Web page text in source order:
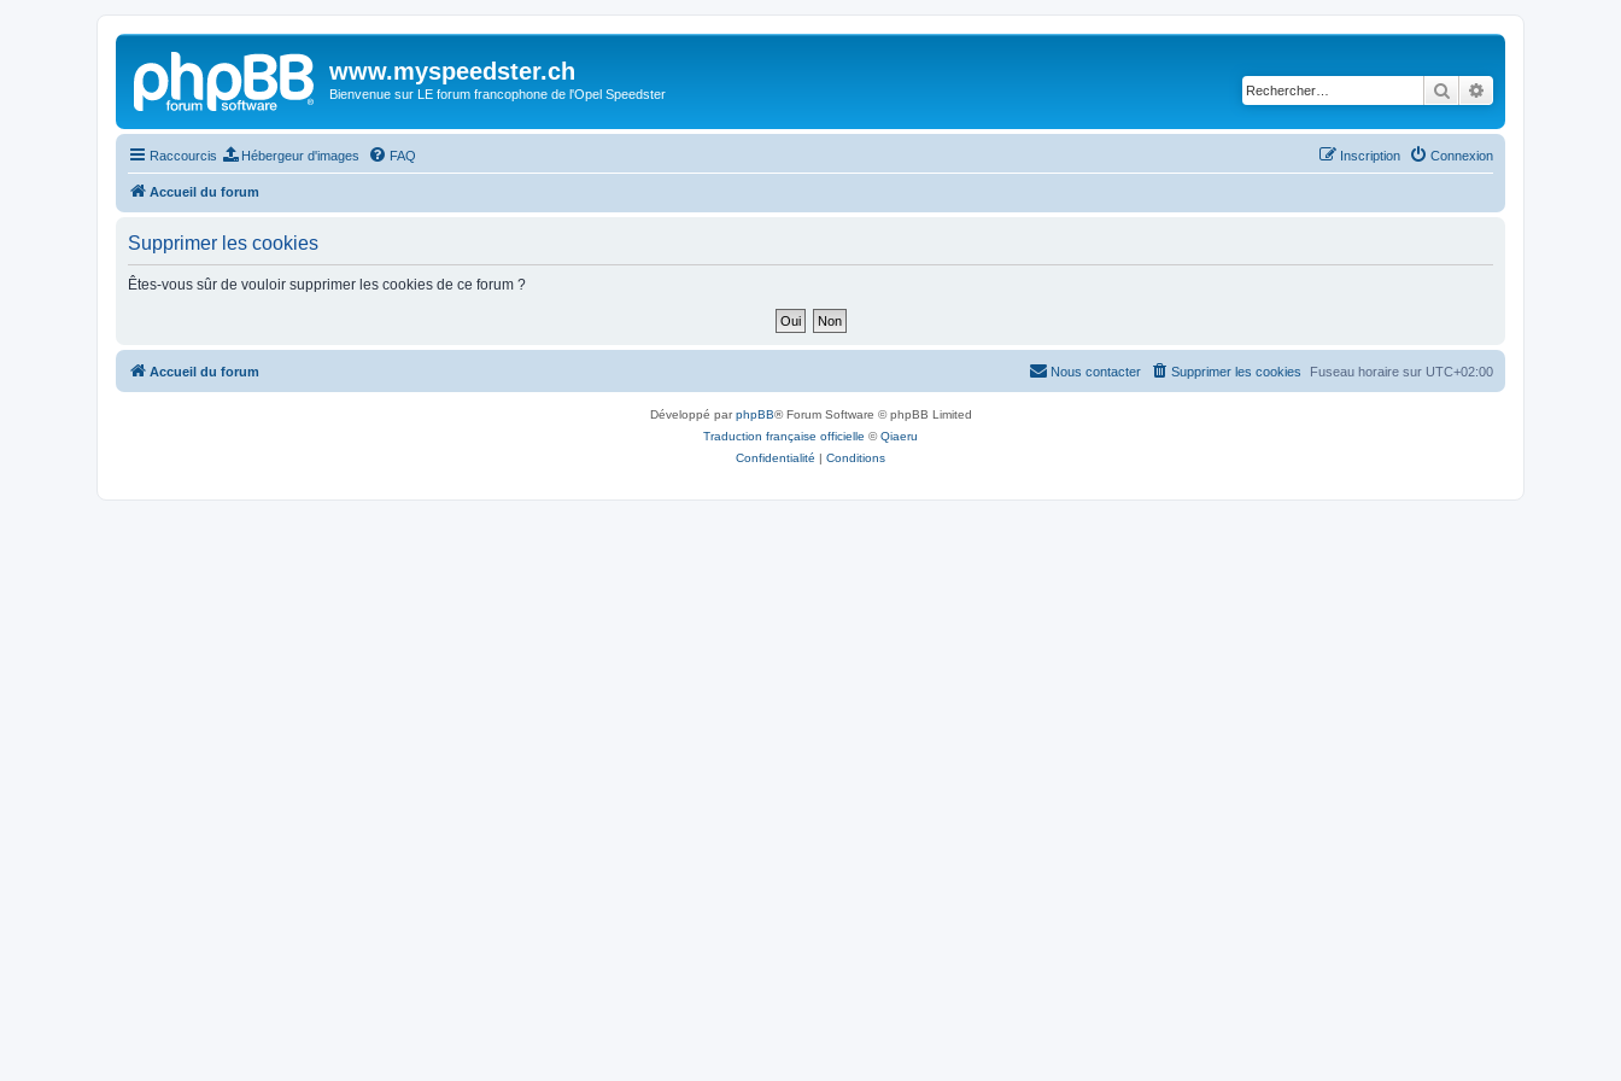
www.myspeedster.ch
Bienvenue sur LE forum francophone de l'Opel Speedster Rechercher
Raccourcis Hébergeur d'images FAQ Connexion
Inscription
Accueil du forum
Supprimer les cookies
Êtes-vous sûr de vouloir supprimer les cookies de ce forum ?
Accueil du forum Fuseau horaire sur UTC+02:00
Supprimer les cookies
Nous contacter
Développé parphpBB® Forum Software © phpBB Limited
Traduction française officielle ©Qiaeru
Confidentialité | Conditions